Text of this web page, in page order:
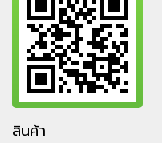
สินค้า